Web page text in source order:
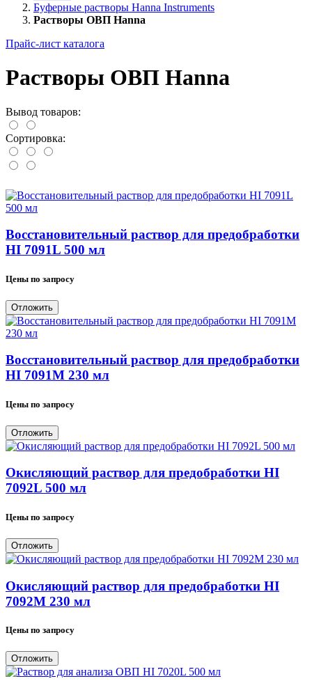
Буферные растворы Hanna Instruments
Растворы ОВП Hanna
Прайс-лист каталога
Растворы ОВП Hanna
Вывод товаров:
Сортировка:
Восстановительный раствор для предобработки
HI 7091L 500 мл
Цены по запросу
Отложить
Восстановительный раствор для предобработки
HI 7091M 230 мл
Цены по запросу
Отложить
Окисляющий раствор для предобработки HI
7092L 500 мл
Цены по запросу
Отложить
Окисляющий раствор для предобработки HI
7092M 230 мл
Цены по запросу
Отложить